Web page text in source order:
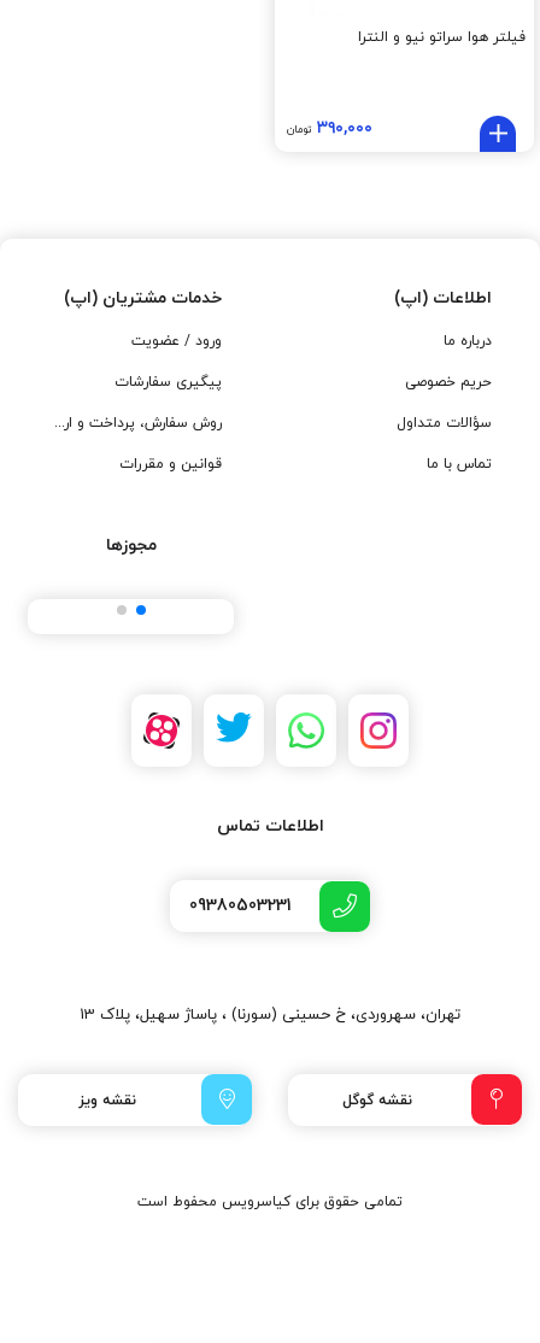
فیلتر هوا سراتو نیو و النترا
۳۹۰,۰۰۰ تومان
اطلاعات (اپ)
درباره ما
حریم خصوصی
سؤالات متداول
تماس با ما
خدمات مشتریان (اپ)
ورود / عضویت
پیگیری سفارشات
روش سفارش، پرداخت و ارسال
قوانین و مقررات
مجوزها
اطلاعات تماس
09380503231
تهران، سهروردی، خ حسینی (سورنا) ، پاساژ سهیل، پلاک 13
نقشه گوگل نقشه ویز
تمامی حقوق برای کیاسرویس محفوط است